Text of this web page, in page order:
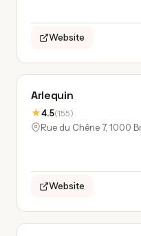
Website
Arlequin
★4.5(155)
Rue du Chêne 7, 1000
Website